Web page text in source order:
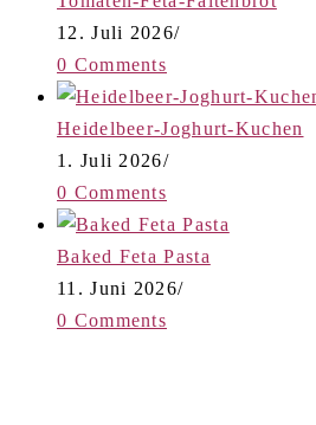
12. Juli 2026/
0 Comments
Heidelbeer-Joghurt-Kuchen
1. Juli 2026/
0 Comments
Baked Feta Pasta
11. Juni 2026/
0 Comments